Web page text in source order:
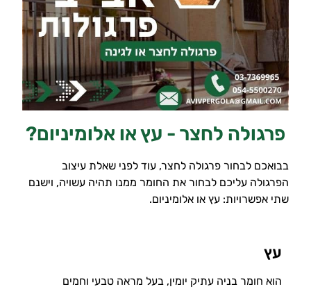
פרגולה לחצר - עץ או אלומיניום?
בבואכם לבחור פרגולה לחצר, עוד לפני שאלת עיצוב
הפרגולה עליכם לבחור את החומר ממנו תהיה עשויה, וישנם
שתי אפשרויות: עץ או אלומיניום.
עץ
הוא חומר בניה עתיק יומין, בעל מראה טבעי וחמים